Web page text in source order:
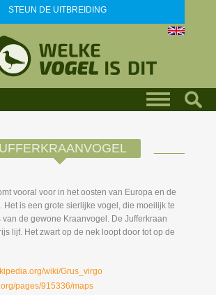
STEUN DE UITBREIDING
vooral voor in het oosten van Europa en de
Het is een grote sierlijke vogel, die moeilijk te
de gewone Kraanvogel. De Jufferkraan
lijf. Het zwart op de nek loopt door tot op de
wiki/Grus_virgo
pages/915336/maps